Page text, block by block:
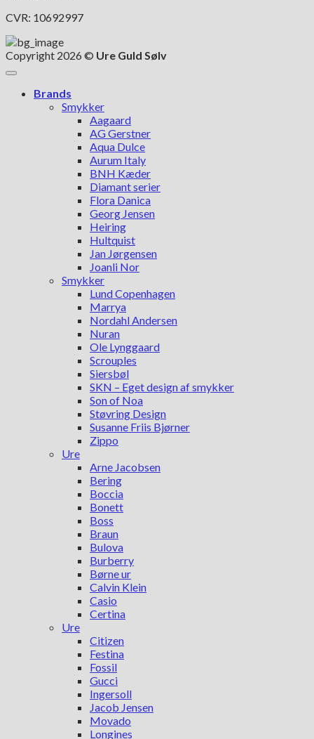
CVR: 10692997
Copyright 2026 © Ure Guld Sølv
Brands
Smykker
Aagaard
AG Gerstner
Aqua Dulce
Aurum Italy
BNH Kæder
Diamant serier
Flora Danica
Georg Jensen
Heiring
Hultquist
Jan Jørgensen
Joanli Nor
Smykker
Lund Copenhagen
Marrya
Nordahl Andersen
Nuran
Ole Lynggaard
Scrouples
Siersbøl
SKN – Eget design af smykker
Son of Noa
Støvring Design
Susanne Friis Bjørner
Zippo
Ure
Arne Jacobsen
Bering
Boccia
Bonett
Boss
Braun
Bulova
Burberry
Børne ur
Calvin Klein
Casio
Certina
Ure
Citizen
Festina
Fossil
Gucci
Ingersoll
Jacob Jensen
Movado
Longines